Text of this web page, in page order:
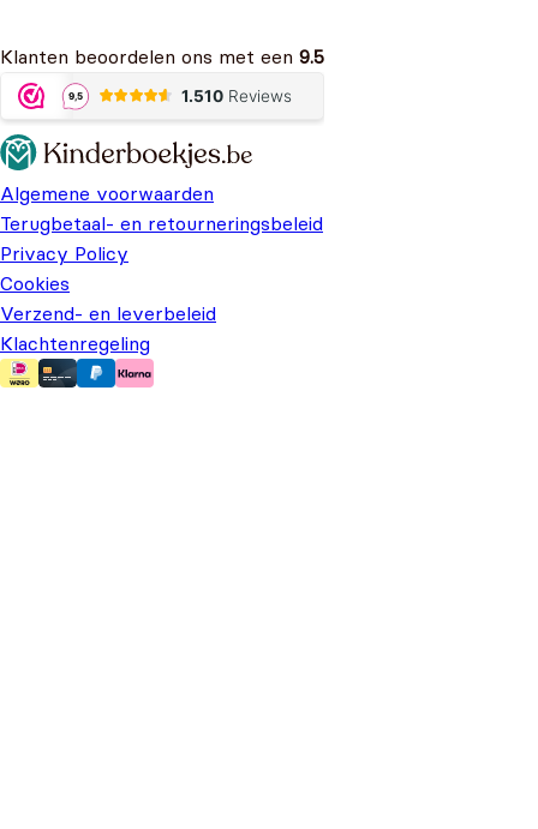
Klanten beoordelen ons met een 9.5
Algemene voorwaarden
Terugbetaal- en retourneringsbeleid
Privacy Policy
Cookies
Verzend- en leverbeleid
Klachtenregeling